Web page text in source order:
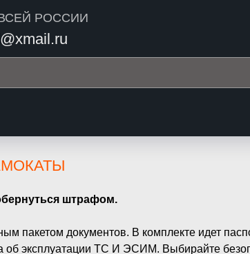
РОССИИ
штрафом.
пакетом документов. В комплекте идет
об эксплуатации ТС И ЭСИМ. Выбирайте